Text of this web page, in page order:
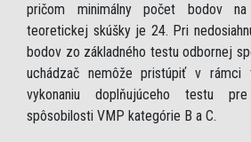
pričom minimálny počet bodov na
teoretickej skúšky je 24. Pri
bodov zo základného testu odbornej
uchádzač nemôže pristúpiť v rámci
vykonaniu doplňujúceho testu
spôsobilosti VMP kategórie B a C.